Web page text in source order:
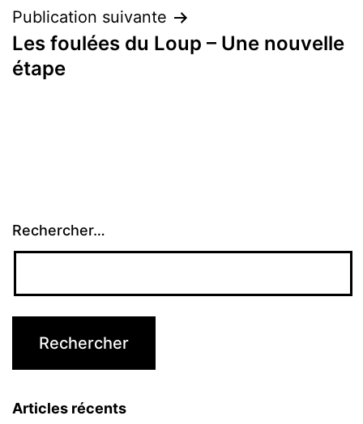
l’article
Publication suivante
Les foulées du Loup – Une nouvelle
étape
Rechercher…
Articles récents